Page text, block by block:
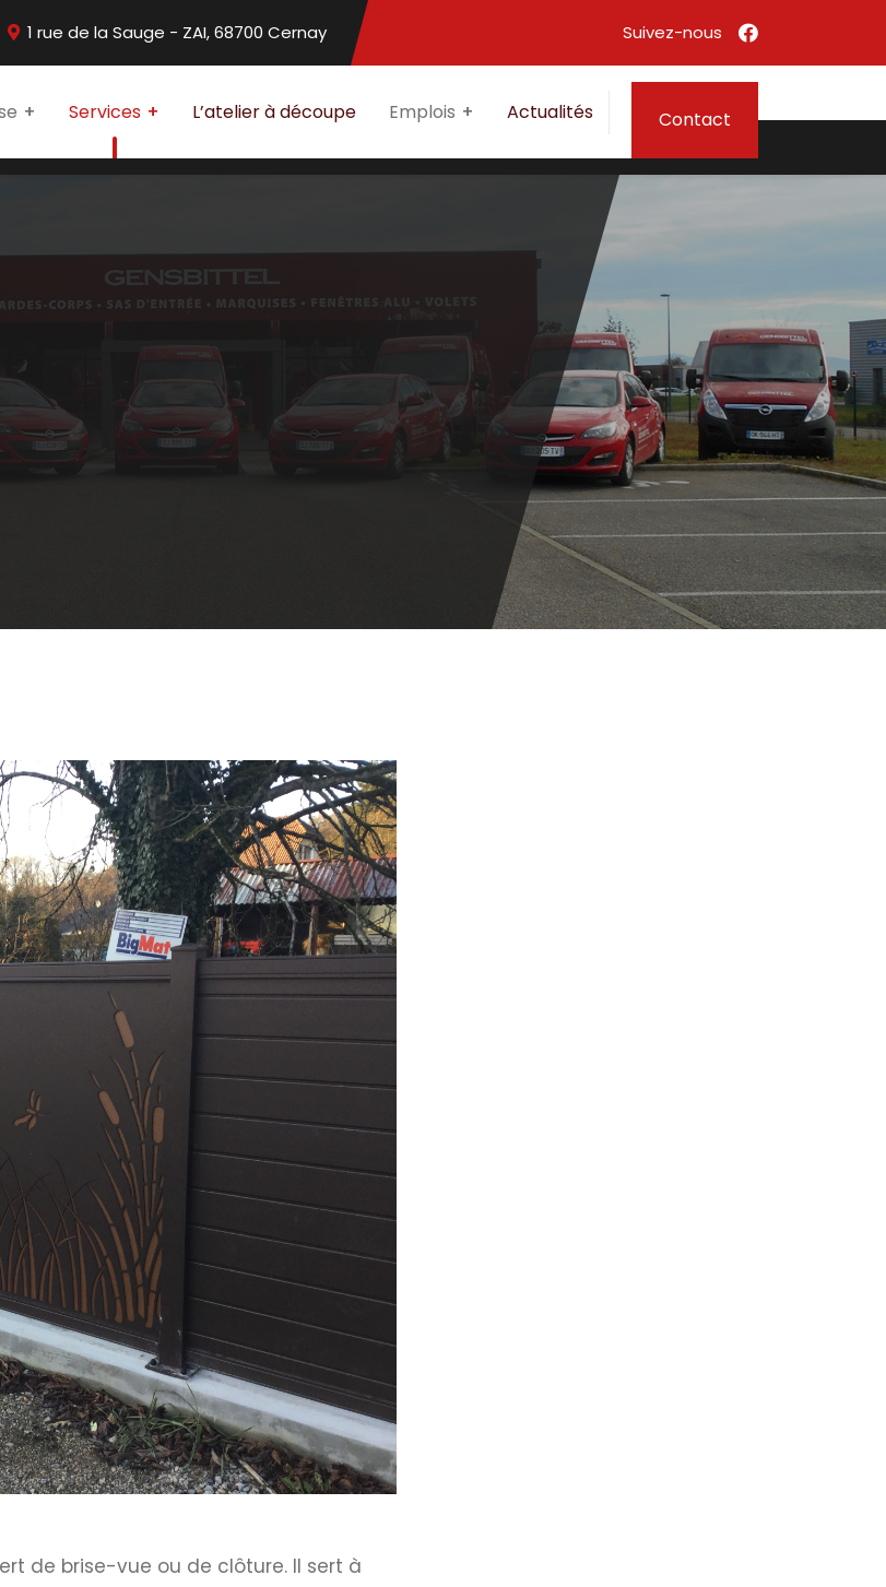
1 rue de la Sauge - ZAI, 68700 Cernay
Services L’atelier à découpe Emplois Actualités Contact
de brise-vue ou de clôture. Il sert à